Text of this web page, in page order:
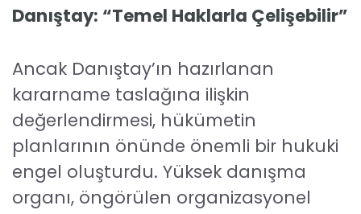
Danıştay: “Temel Haklarla Çelişebilir”
Ancak Danıştay’ın hazırlanan
kararname taslağına ilişkin
değerlendirmesi, hükümetin
planlarının önünde önemli bir hukuki
engel oluşturdu. Yüksek danışma
organı, öngörülen organizasyonel